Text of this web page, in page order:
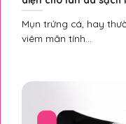
Mụn trứng cá, hay
viêm mãn tính...